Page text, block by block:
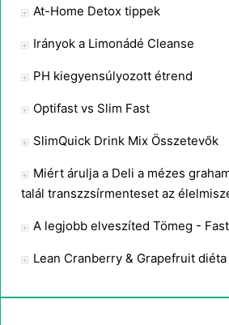
At-Home Detox tippek
Irányok a Limonádé Cleanse
PH kiegyensúlyozott étrend
Optifast vs Slim Fast
SlimQuick Drink Mix Összetevők
Miért árulja a Deli a mézes
talál transzzsírmenteset az
A legjobb elveszíted Tömeg -
Lean Cranberry & Grapefruit diéta